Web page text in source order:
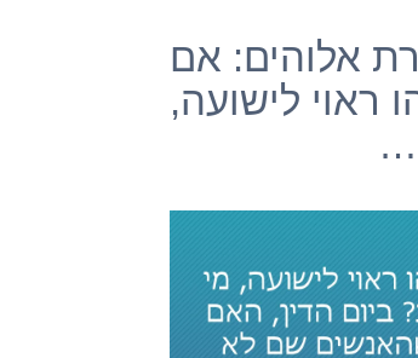
אלוהים: אם
ראוי לישועה,